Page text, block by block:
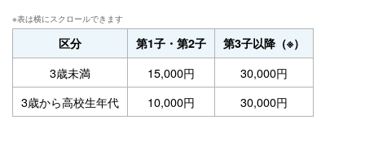
区分 第1子・第2子 第3子以降（※）
3歳未満 15,000円
30,000円
3歳から高校生年代
10,000円 30,000円